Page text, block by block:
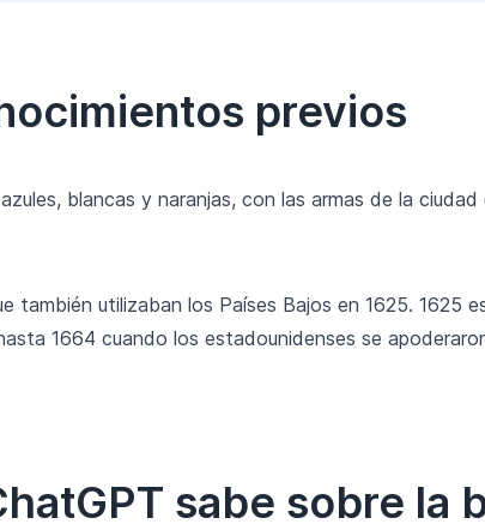
previos
blancas y naranjas, con las armas de la
también utilizaban los Países Bajos en 1625. 1625
1664 cuando los estadounidenses se
sabe sobre la